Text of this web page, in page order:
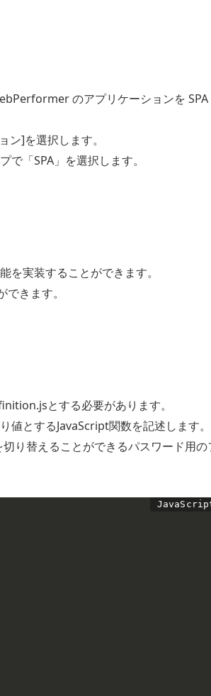
のアプリケーションを SPA
]を選択します。
「SPA」を選択します。
を実装することができます。
きます。
とする必要があります。
とするJavaScript関数を記述します。
り替えることができるパスワード用の